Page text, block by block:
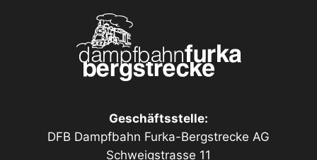
Geschäftsstelle:
DFB Dampfbahn Furka-Bergstrecke AG
Schweigstrasse 11